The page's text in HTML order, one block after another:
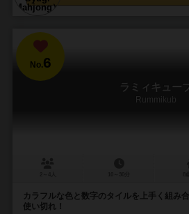
No.6
ラミィキュー
Rummikub
カラフルな色と数字のタイルを上手く組み
使い切れ！